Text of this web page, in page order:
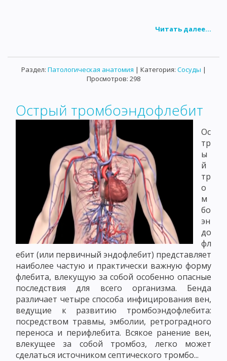
Читать далее...
Раздел: Патологическая анатомия | Категория: Сосуды |
Просмотров: 298
Острый тромбоэндофлебит
Ос
тр
ы
й
тр
о
м
бо
эн
до
фл
ебит (или первичный эндофлебит) представляет
наиболее частую и практически важную форму
флебита, влекущую за собой особенно опасные
последствия для всего организма. Бенда
различает четыре способа инфицирования вен,
ведущие к развитию тромбоэндофлебита:
посредством травмы, эмболии, ретроградного
переноса и перифлебита. Всякое ранение вен,
влекущее за собой тромбоз, легко может
сделаться источником септического тромбо...